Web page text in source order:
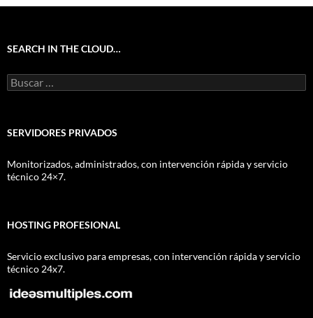
SEARCH IN THE CLOUD…
Buscar:
SERVIDORES PRIVADOS
Monitorizados, administrados, con intervención rápida y servicio
técnico 24×7.
HOSTING PROFESIONAL
Servicio exclusivo para empresas, con intervención rápida y servicio
técnico 24x7.